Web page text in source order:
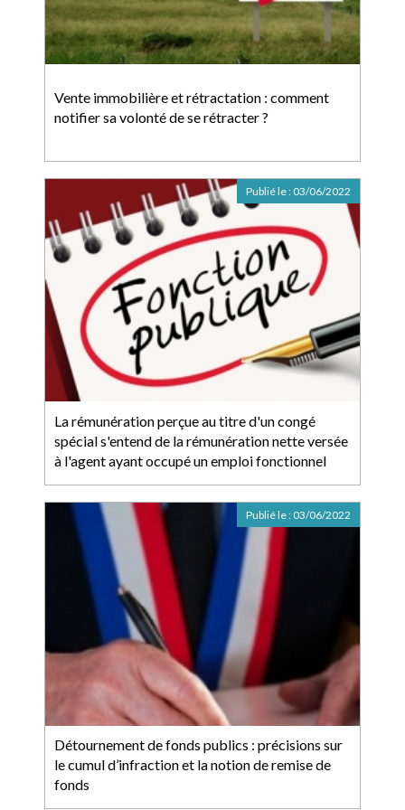
Vente immobilière et rétractation : comment
notifier sa volonté de se rétracter ?
La rémunération perçue au titre d'un congé
spécial s'entend de la rémunération nette versée
à l'agent ayant occupé un emploi fonctionnel
Publié le : 03/06/2022
Détournement de fonds publics : précisions sur
le cumul d’infraction et la notion de remise de
fonds
Publié le : 03/06/2022